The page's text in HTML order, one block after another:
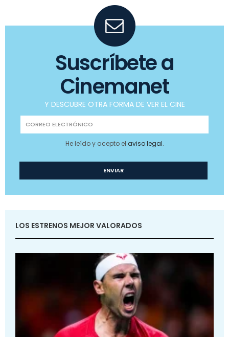
Suscríbete a
Cinemanet
Y DESCUBRE OTRA FORMA DE VER EL CINE
He leído y acepto el aviso legal.
LOS ESTRENOS MEJOR VALORADOS